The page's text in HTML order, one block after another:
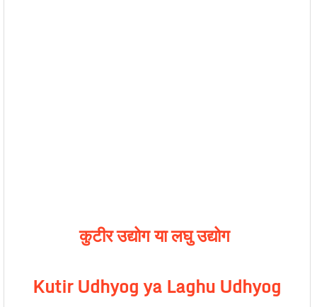
कुटीर उद्योग या लघु उद्योग
Kutir Udhyog ya Laghu Udhyog